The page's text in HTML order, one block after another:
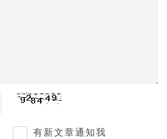
有新文章通知我